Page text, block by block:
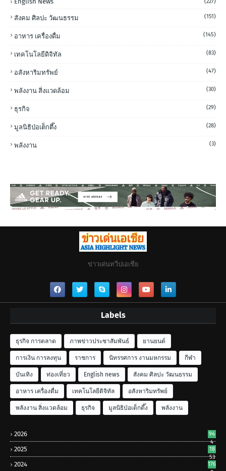
(227)
สังคม ศิลปะ วัฒนธรรม (151)
อาหาร เครื่องดื่ม (145)
เทคโนโลยีดิจิทัล (83)
อสังหาริมทรัพย์ (47)
พลังงาน สิ่งแวดล้อม (30)
ธุรกิจ (29)
มูลนิธิป่อเต็กตึ๊ง (28)
พลังงาน (3)
ข่าวเด่นทวีปเอเชีย
Labels
ธุรกิจ การตลาด ภาพข่าวประชาสัมพันธ์ ยานยนต์
การเงิน การลงทุน ราชการ นิทรรศการ งานมหกรรม กีฬา
บันเทิง ท่องเที่ยว English news สังคม ศิลปะ วัฒนธรรม
อาหาร เครื่องดื่ม เทคโนโลยีดิจิทัล อสังหาริมทรัพย์
พลังงาน สิ่งแวดล้อม ธุรกิจ มูลนิธิป่อเต็กตึ๊ง พลังงาน
2026
94
4
2025
18
53
2024
176